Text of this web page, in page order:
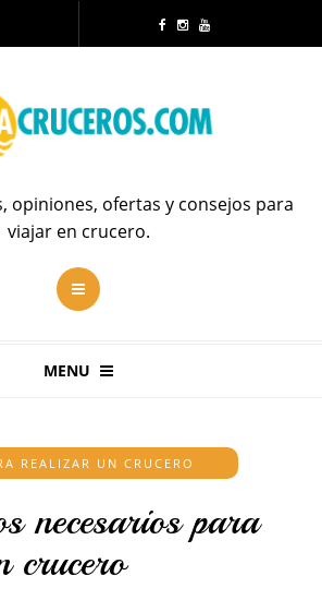
opiniones, ofertas y consejos para
viajar en crucero.
MENU
REALIZAR UN CRUCERO
necesarios para
crucero